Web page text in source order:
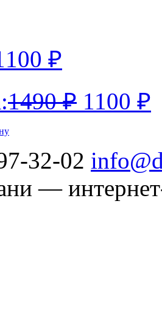
₽
1490₽ 1100 ₽
32-02
—